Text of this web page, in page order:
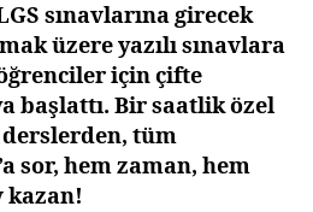
sınavlarına girecek
üzere yazılı sınavlara
için çifte
başlattı. Bir saatlik özel
tüm
sor, hem zaman, hem
kazan!